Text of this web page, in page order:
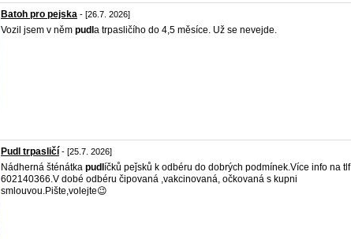
Batoh pro pejska - [26.7. 2026]
Vozil jsem v něm pudl a trpasličího do 4,5 měsíce. Už se nevejde.
Pudl trpasličí - [25.7. 2026]
Nádherná šténátka pudl íčků peǰsků k odbéru do dobrých podmínek.Více info na tlf
602140366.V dobé odbéru čipovaná ,vakcinovaná, očkovaná s kupni
smlouvou.Pište,volejte😉